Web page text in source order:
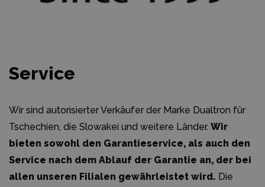
Service
Wir sind autorisierter Verkäufer der Marke Dualtron für
Tschechien, die Slowakei und weitere Länder. Wir
bieten sowohl den Garantieservice, als auch den
Service nach dem Ablauf der Garantie an, der bei
allen unseren Filialen gewährleistet wird. Die